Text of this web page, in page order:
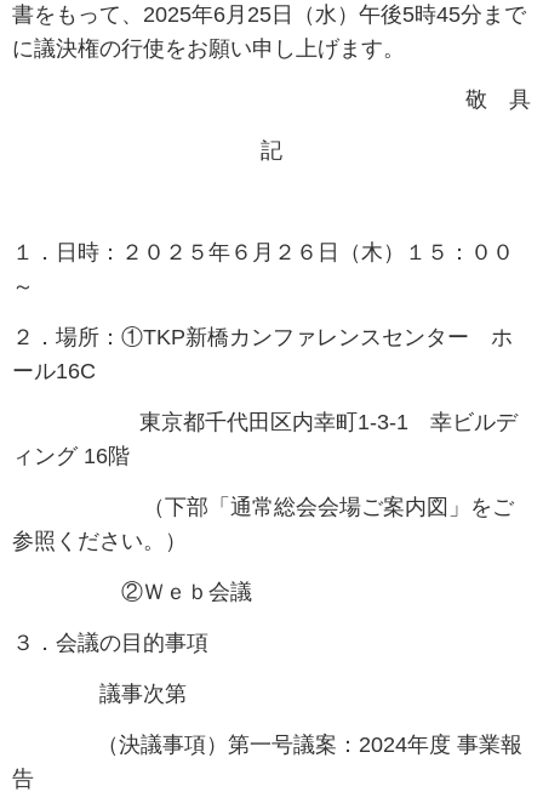
書をもって、2025年6月25日（水）午後5時45分まで
に議決権の行使をお願い申し上げます。
敬 具
記
１．日時：２０２５年６月２６日（木）１５：００
～
２．場所：①TKP新橋カンファレンスセンター ホ
ール16C
東京都千代田区内幸町1-3-1 幸ビルデ
ィング 16階
（下部「通常総会会場ご案内図」をご
参照ください。）
②Ｗｅｂ会議
３．会議の目的事項
議事次第
（決議事項）第一号議案：2024年度 事業報
告